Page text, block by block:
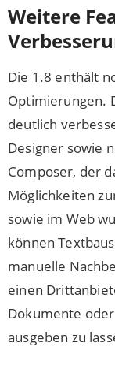
Weitere
Die 1.8 enthält
Optimierungen.
deutlich
Designer sowie
Composer, der
Möglichkeiten
sowie im Web
können
manuelle
einen
Dokumente
ausgeben zu